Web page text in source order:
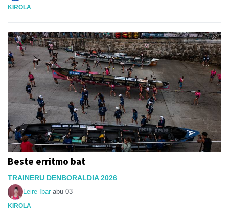
KIROLA
Beste erritmo bat
TRAINERU DENBORALDIA 2026
Leire Ibar abu 03
KIROLA